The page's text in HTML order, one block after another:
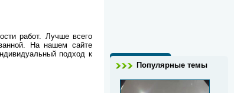
работ. Лучше всего
На нашем сайте
подход к
Популярные темы